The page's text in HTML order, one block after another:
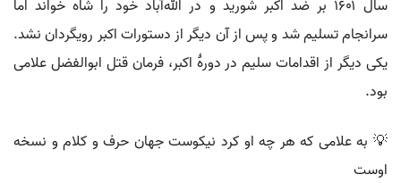
سال ۱۶۰۱ بر ضد اکبر شورید و در الله‌آباد خود را شاه خواند اما
سرانجام تسلیم شد و پس از آن دیگر از دستورات اکبر رویگردان نشد.
یکی دیگر از اقدامات سلیم در دورهٔ اکبر، فرمان قتل ابوالفضل علامی
بود.
💡 به علامی که هر چه او کرد نیکوست جهان حرف و کلام و نسخه
اوست